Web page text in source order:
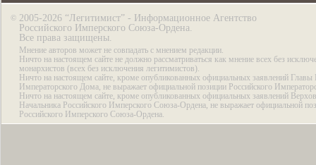
© 2005-2026 “Легитимист” - Информационное Агентство
Российского Имперского Союза-Ордена.
Все права защищены.
Мнение авторов может не совпадать с мнением редакции.
Ничто на настоящем сайте не должно рассматриваться как мнение всех без
монархистов (всех без исключения легитимистов).
Ничто на настоящем сайте, кроме опубликованных официальных заявлений Главы
Императорского Дома, не выражает официальной позиции Российского
Ничто на настоящем сайте, кроме опубликованных официальных заявлений
Начальника Российского Имперского Союза-Ордена, не выражает официальной
Российского Имперского Союза-Ордена.